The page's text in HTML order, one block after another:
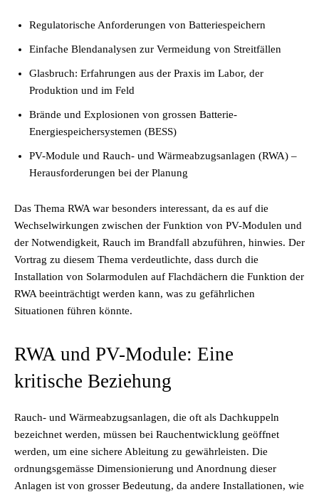
Regulatorische Anforderungen von Batteriespeichern
Einfache Blendanalysen zur Vermeidung von Streitfällen
Glasbruch: Erfahrungen aus der Praxis im Labor, der
Produktion und im Feld
Brände und Explosionen von grossen Batterie-
Energiespeichersystemen (BESS)
PV-Module und Rauch- und Wärmeabzugsanlagen (RWA) –
Herausforderungen bei der Planung
Das Thema RWA war besonders interessant, da es auf die
Wechselwirkungen zwischen der Funktion von PV-Modulen und
der Notwendigkeit, Rauch im Brandfall abzuführen, hinwies. Der
Vortrag zu diesem Thema verdeutlichte, dass durch die
Installation von Solarmodulen auf Flachdächern die Funktion der
RWA beeinträchtigt werden kann, was zu gefährlichen
Situationen führen könnte.
RWA und PV-Module: Eine
kritische Beziehung
Rauch- und Wärmeabzugsanlagen, die oft als Dachkuppeln
bezeichnet werden, müssen bei Rauchentwicklung geöffnet
werden, um eine sichere Ableitung zu gewährleisten. Die
ordnungsgemässe Dimensionierung und Anordnung dieser
Anlagen ist von grosser Bedeutung, da andere Installationen, wie